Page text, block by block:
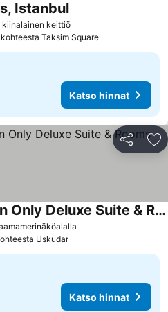
kiinalainen keittiö
Istanbul
kohteesta Taksim Square
Katso hinnat
Jaa
Frezya Hotel - Women Only Deluxe Suite & Rooms
Uskudar
Katso hinnat